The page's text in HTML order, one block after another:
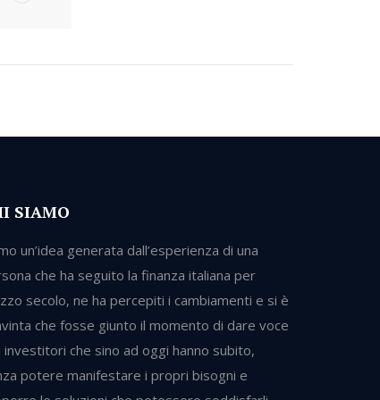
SIAMO
un’idea generata dall’esperienza di una
che ha seguito la finanza italiana per
secolo, ne ha percepiti i cambiamenti e si è
che fosse giunto il momento di dare voce
investitori che sino ad oggi hanno subito,
potere manifestare i propri bisogni e